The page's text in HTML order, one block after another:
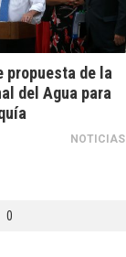
propuesta de la
del Agua para
NOTICIAS
0